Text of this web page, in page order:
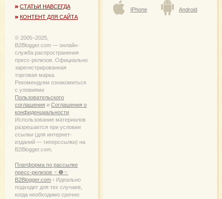
СТАТЬИ НАВСЕГДА
КОНТЕНТ ДЛЯ САЙТА
© 2005−2025,
B2Blogger.com — онлайн-
служба распространения
пресс-релизов. Официально
зарегистрированная
торговая марка.
Рекомендуем ознакомиться
с уловиями
Пользовательского
соглашения и Соглашения о
конфиденциальности
Использование материалов
разрешается при условии
ссылки (для интернет-
изданий — гиперссылки) на
B2Blogger.com.
Платформа по рассылке
пресс-релизов ☜❶☞
B2Blogger.com › Идеально
подходит для тех случаев,
когда необходимо срочно
IPhone Android